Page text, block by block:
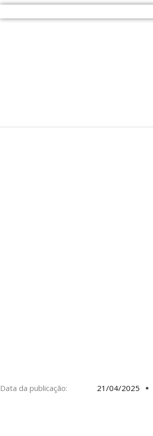
Ir
para
Data da publicação: 21/04/2025